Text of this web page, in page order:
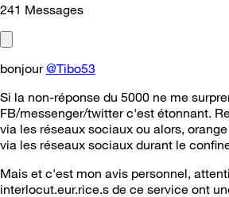
241 Messages
bonjour@Tibo53
Si la non-réponse du 5000 ne me
FB/messenger/twitter c'est étonnant.
via les réseaux sociaux ou alors,
via les réseaux sociaux durant le
Mais et c'est mon avis personnel,
interlocut.eur.rice.s de ce service ont